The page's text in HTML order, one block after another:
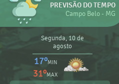
PREVISÃO DO TEMPO
Campo Belo - MG
Segunda, 10 de
agosto
17ºMIN
31ºMAX